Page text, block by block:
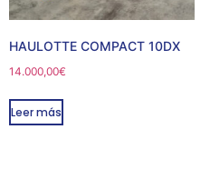
HAULOTTE COMPACT 10DX
14.000,00€
Leer más